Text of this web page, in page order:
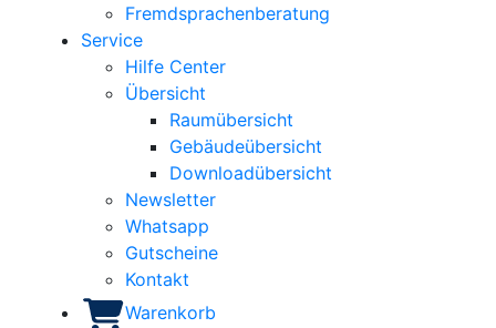
Fremdsprachenberatung
Service
Hilfe Center
Übersicht
Raumübersicht
Gebäudeübersicht
Downloadübersicht
Newsletter
Whatsapp
Gutscheine
Kontakt
Warenkorb